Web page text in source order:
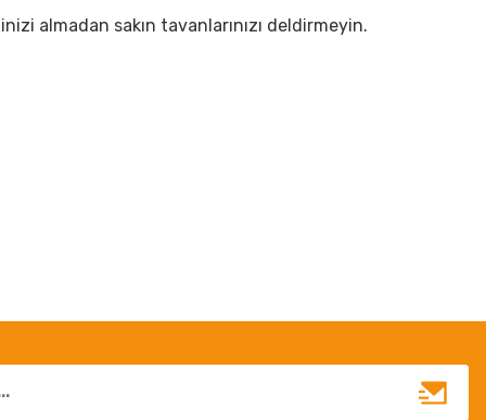
almadan sakın tavanlarınızı deldirmeyin.